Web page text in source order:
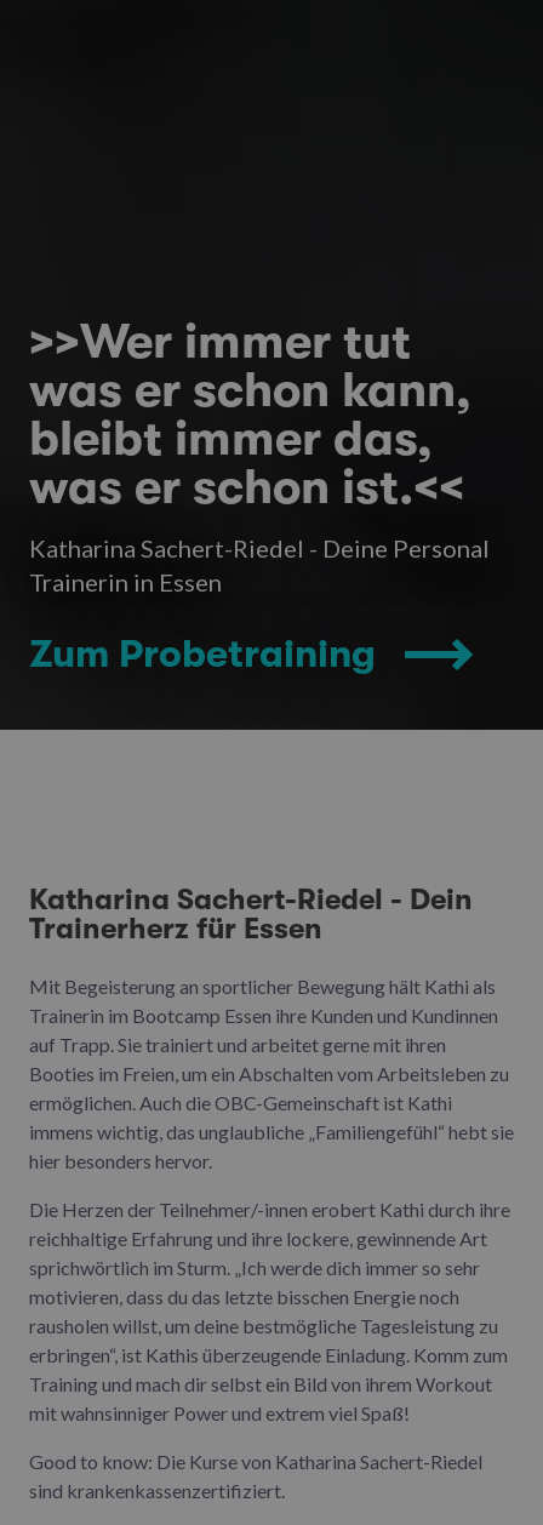
>>Wer immer tut
was er schon kann,
bleibt immer das,
was er schon ist.<<
Katharina Sachert-Riedel - Deine Personal
Trainerin in Essen
Zum Probetraining
Katharina Sachert-Riedel - Dein
Trainerherz für Essen
Mit Begeisterung an sportlicher Bewegung hält Kathi als
Trainerin im Bootcamp Essen ihre Kunden und Kundinnen
auf Trapp. Sie trainiert und arbeitet gerne mit ihren
Booties im Freien, um ein Abschalten vom Arbeitsleben zu
ermöglichen. Auch die OBC-Gemeinschaft ist Kathi
immens wichtig, das unglaubliche „Familiengefühl“ hebt sie
hier besonders hervor.
Die Herzen der Teilnehmer/-innen erobert Kathi durch ihre
reichhaltige Erfahrung und ihre lockere, gewinnende Art
sprichwörtlich im Sturm. „Ich werde dich immer so sehr
motivieren, dass du das letzte bisschen Energie noch
rausholen willst, um deine bestmögliche Tagesleistung zu
erbringen“, ist Kathis überzeugende Einladung. Komm zum
Training und mach dir selbst ein Bild von ihrem Workout
mit wahnsinniger Power und extrem viel Spaß!
Good to know: Die Kurse von Katharina Sachert-Riedel
sind krankenkassenzertifiziert.